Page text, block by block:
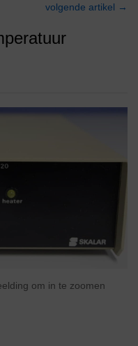
volgende artikel →
om in te zoomen